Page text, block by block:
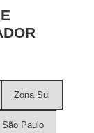
Zona Sul
São Paulo